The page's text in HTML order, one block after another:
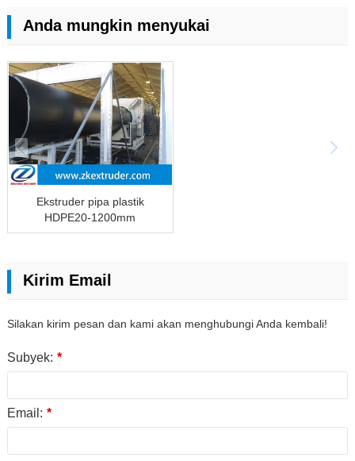
Anda mungkin menyukai
Ekstruder pipa plastik
HDPE20-1200mm
Kirim Email
Silakan kirim pesan dan kami akan menghubungi Anda kembali!
Subyek: *
Email: *